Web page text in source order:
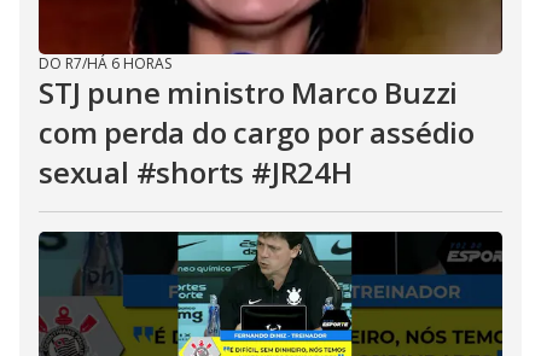
DO R7/HÁ 6 HORAS
STJ pune ministro Marco Buzzi
com perda do cargo por assédio
sexual #shorts #JR24H